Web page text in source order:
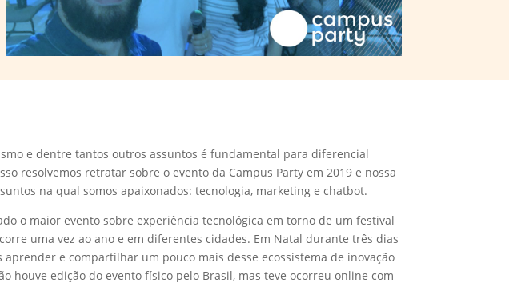
e dentre tantos outros assuntos é fundamental para diferencial
resolvemos retratar sobre o evento da Campus Party em 2019 e nossa
na qual somos apaixonados: tecnologia, marketing e chatbot.
o maior evento sobre experiência tecnológica em torno de um festival
uma vez ao ano e em diferentes cidades. Em Natal durante três dias
e compartilhar um pouco mais desse ecossistema de inovação
houve edição do evento físico pelo Brasil, mas teve ocorreu online com